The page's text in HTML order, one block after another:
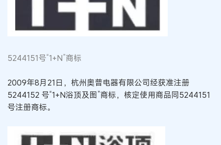
5244151号“1+N”商标
2009年8月21日，杭州奥普电器有限公司经获准注册
5244152 号“1+N浴顶及图”商标，核定使用商品同5244151
号注册商标。